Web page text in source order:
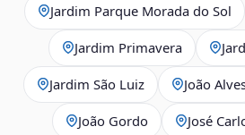
Jardim Parque Morada do Sol
Jardim Primavera
Jardim São Luiz João
João Gordo José